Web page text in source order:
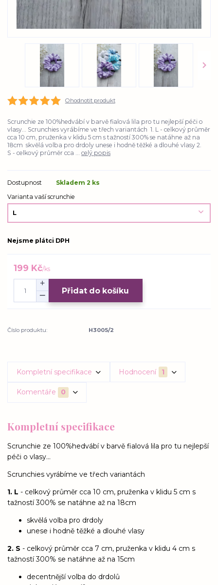
Ohodnotit produkt
Scrunchie ze 100%hedvábí v barvě fialová lila pro tu nejlepší péči o
vlasy... Scrunchies vyrábíme ve třech variantách 1. L - celkový průměr
cca 10 cm, pruženka v klidu 5 cm s tažností 300% se natáhne až na
18cm skvělá volba pro drdoly unese i hodně těžké a dlouhé vlasy 2.
S - celkový průměr cca ... celý popis
Dostupnost
Skladem 2 ks
Varianta vaší scrunchie
Nejsme plátci DPH
199 Kč/ks
Přidat do košíku
Číslo produktu: H3005/2
Kompletní specifikace Hodnocení 1
Komentáře 0
Kompletní specifikace
Scrunchie ze 100%hedvábí v barvě fialová lila pro tu nejlepší
péči o vlasy...
Scrunchies vyrábíme ve třech variantách
1. L - celkový průměr cca 10 cm, pruženka v klidu 5 cm s
tažností 300% se natáhne až na 18cm
skvělá volba pro drdoly
unese i hodně těžké a dlouhé vlasy
2. S - celkový průměr cca 7 cm, pruženka v klidu 4 cm s
tažností 300% se natáhne až na 15cm
decentnější volba do drdolů